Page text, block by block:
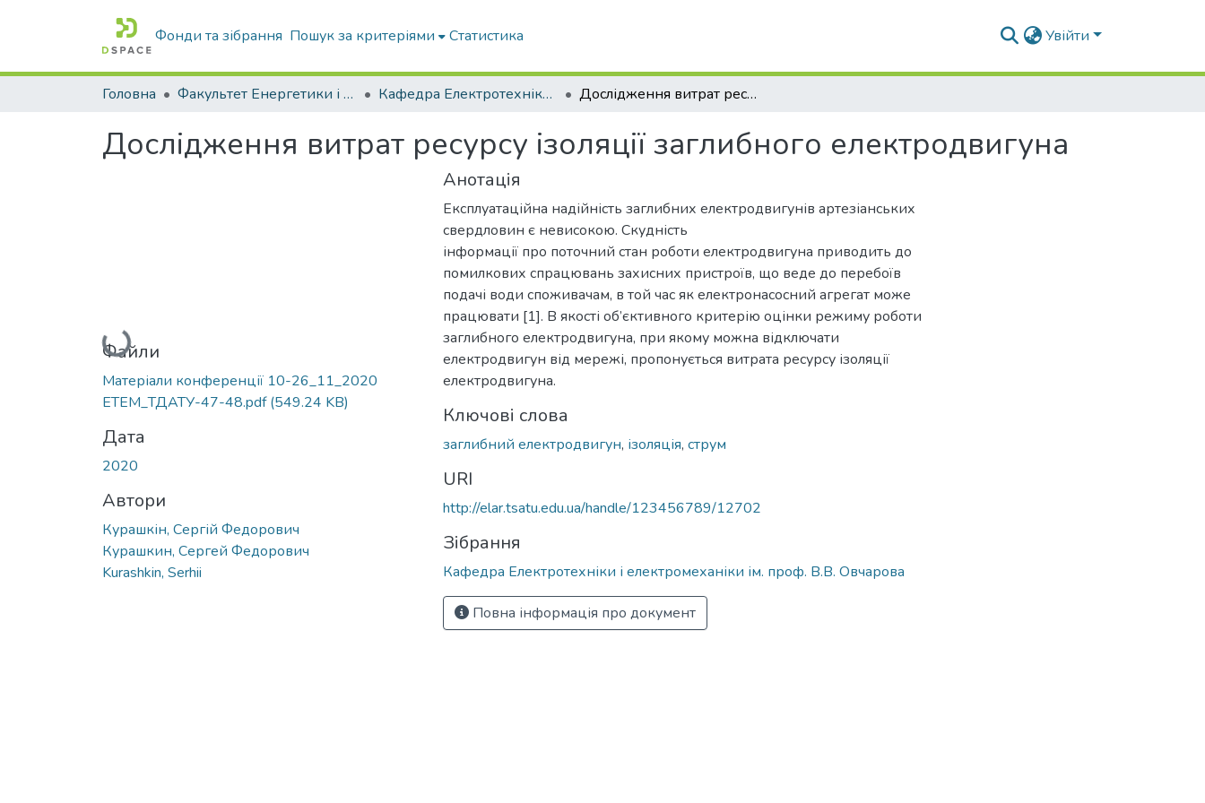
Фонди та зібрання Пошук за критеріями Статистика Увійти
Головна Факультет Енергетики і комп'ютерних технологій Кафедра Електротехніки і електромеханіки ім. проф. В.В. Овчарова Дослідження витрат ресурсу ізоляції заглибного електродвигуна
Дослідження витрат ресурсу ізоляції заглибного електродвигуна
Вантажиться...
Файли
Матеріали конференції 10-26_11_2020
ЕТЕМ_ТДАТУ-47-48.pdf(549.24 KB)
Дата
2020
Автори
Курашкін, Сергій Федорович
Курашкин, Сергей Федорович
Kurashkin, Serhii
Анотація
Експлуатаційна надійність заглибних електродвигунів артезіанських
свердловин є невисокою. Скудність
інформації про поточний стан роботи електродвигуна приводить до
помилкових спрацювань захисних пристроїв, що веде до перебоїв
подачі води споживачам, в той час як електронасосний агрегат може
працювати [1]. В якості об’єктивного критерію оцінки режиму роботи
заглибного електродвигуна, при якому можна відключати
електродвигун від мережі, пропонується витрата ресурсу ізоляції
електродвигуна.
Ключові слова
заглибний електродвигун, ізоляція, струм
URI
http://elar.tsatu.edu.ua/handle/123456789/12702
Зібрання
Кафедра Електротехніки і електромеханіки ім. проф. В.В. Овчарова
Повна інформація про документ